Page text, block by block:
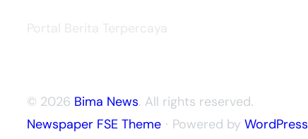
Portal Berita Terpercaya
© 2026 Bima News. All rights reserved.
Newspaper FSE Theme⋅ Powered by WordPress